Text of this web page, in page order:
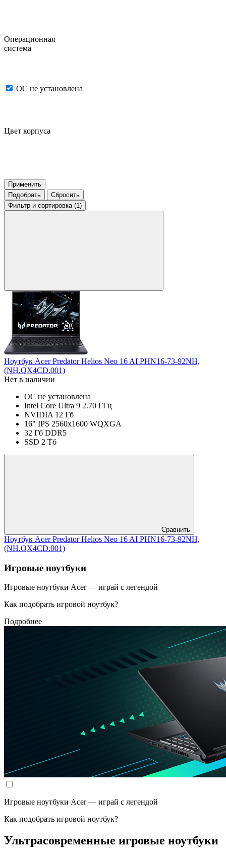
Операционная
система
ОС не установлена
Цвет корпуса
Применить
Подобрать
Сбросить
Фильтр и сортировка (1)
Ноутбук Acer Predator Helios Neo 16 AI PHN16-73-92NH,
(NH.QX4CD.001)
Нет в наличии
ОС не установлена
Intel Core Ultra 9 2.70 ГГц
NVIDIA 12 Гб
16" IPS 2560x1600 WQXGA
32 Гб DDR5
SSD 2 Тб
Сравнить
Ноутбук Acer Predator Helios Neo 16 AI PHN16-73-92NH,
(NH.QX4CD.001)
Игровые ноутбуки
Игровые ноутбуки Acer — играй с легендой
Как подобрать игровой ноутбук?
Подробнее
Игровые ноутбуки Acer — играй с легендой
Как подобрать игровой ноутбук?
Ультрасовременные игровые ноутбуки